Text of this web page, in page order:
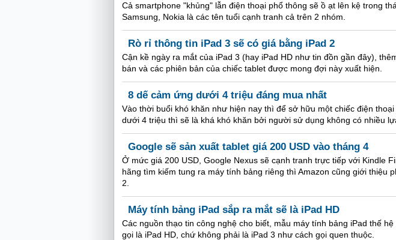
Cả smartphone "khủng" lẫn điện thoại phổ thông sẽ ồ ạt lên kệ trong
Samsung, Nokia là các tên tuổi cạnh tranh cả trên 2 nhóm.
Rò rỉ thông tin iPad 3 sẽ có giá bằng iPad 2
Cận kề ngày ra mắt của iPad 3 (hay iPad HD như tin đồn gần đây),
bán và các phiên bản của chiếc tablet được mong đợi này xuất hiện.
8 dế cảm ứng dưới 4 triệu đáng mua nhất
Vào thời buổi khó khăn như hiện nay thì để sở hữu một chiếc điện
dưới 4 triệu thì sẽ là khá khó khăn bởi người sử dụng không có nhiều
Google sẽ sản xuất tablet giá 200 USD vào tháng 4
Ở mức giá 200 USD, Google Nexus sẽ cạnh tranh trực tiếp với Kindle
hãng tìm kiếm tung ra máy tính bảng riêng thì Amazon cũng giới thiệu
2.
Máy tính bảng iPad sắp ra mắt sẽ là iPad HD
Các nguồn thạo tin công nghệ cho biết, mẫu máy tính bảng iPad thế
gọi là iPad HD, chứ không phải là iPad 3 như cách gọi quen thuộc.